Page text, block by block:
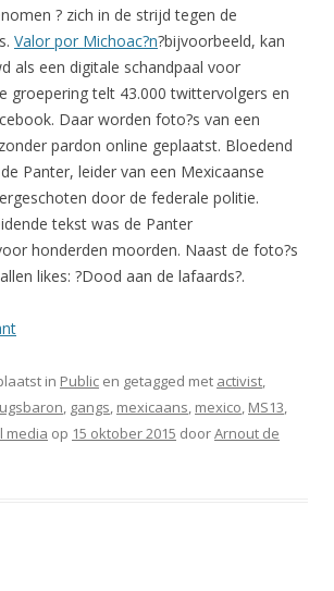
? zich in de strijd tegen de
Valor por Michoac?n?bijvoorbeeld, kan
als een digitale schandpaal voor
groepering telt 43.000 twittervolgers en
Daar worden foto?s van een
pardon online geplaatst. Bloedend
Panter, leider van een Mexicaanse
door de federale politie.
tekst was de Panter
honderden moorden. Naast de foto?s
likes: ?Dood aan de lafaards?.
in Public en getagged met activist,
, gangs, mexicaans, mexico, MS13,
media op 15 oktober 2015 doorArnout de